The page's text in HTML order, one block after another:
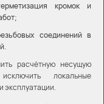
кромок и
соединений в
расчётную несущую
локальные
эксплуатации.